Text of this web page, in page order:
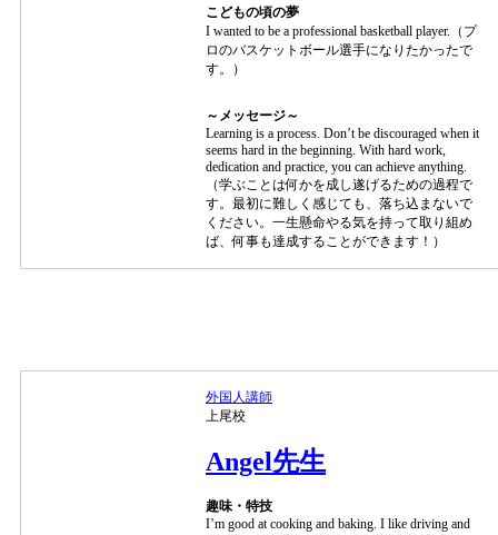
こどもの頃の夢
I wanted to be a professional basketball player.（プ
ロのバスケットボール選手になりたかったで
す。）
～メッセージ～
Learning is a process. Don’t be discouraged when it
seems hard in the beginning. With hard work,
dedication and practice, you can achieve anything.
（学ぶことは何かを成し遂げるための過程で
す。最初に難しく感じても、落ち込まないで
ください。一生懸命やる気を持って取り組め
ば、何事も達成することができます！）
外国人講師
上尾校
Angel先生
趣味・特技
I’m good at cooking and baking. I like driving and